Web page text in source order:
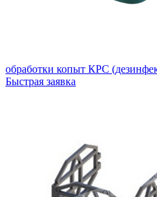
обработки копыт КРС
Быстрая заявка